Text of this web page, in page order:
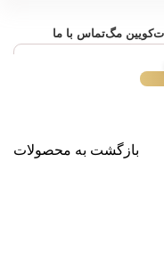
کویین مگتماس با ما
بازگشت به محصولات